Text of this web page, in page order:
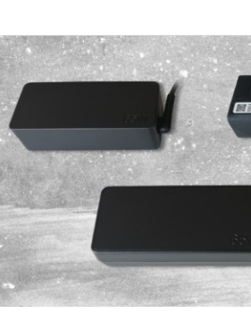
rond(e) / 90° coudé
11,0 mm
5,5 mm / 2,5 mm
Non
1.80 m
137 mm / 69 mm / 23 mm